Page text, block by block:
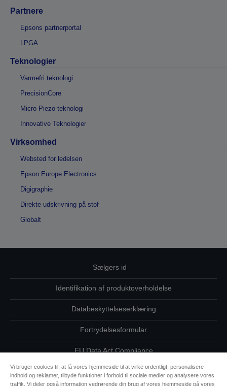
Partnere
Epsons partnerportal
LPGA
Teknologier
Varmefri teknologi
PrecisionCore
Micro Piezo-teknologi
Innovative Teknologier
Virksomhed
Websted for ledelsen
Epson Europe Electronics
Digigraphie
Direkte udskrivning på stof
Globalt
Sælgers id
Identifikation af produktoverholdelse
Databeskyttelseserklæring
Fortrydelsesformular
EU Data Act Compliance
Kontakt os vedrørende dine data
Vi bruger cookies til, at få vores hjemmeside til at virke ordentligt, personalisere
indhold og reklamer, tilbyde funktioner i forhold til sociale medier og analysere vores
traffik. Vi deler også information vedrørende din brug af vores hjemmeside på vores